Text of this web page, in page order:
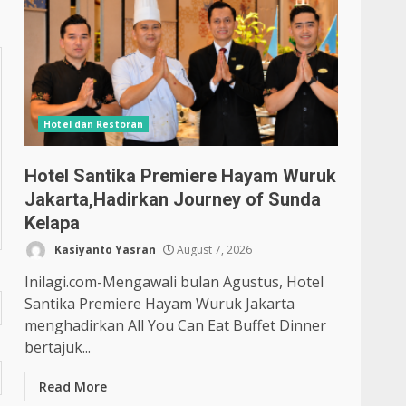
Hotel dan Restoran
Hotel Santika Premiere Hayam Wuruk
Jakarta,Hadirkan Journey of Sunda
Kelapa
Kasiyanto Yasran August 7, 2026
Inilagi.com-Mengawali bulan Agustus, Hotel
Santika Premiere Hayam Wuruk Jakarta
menghadirkan All You Can Eat Buffet Dinner
bertajuk...
Read More